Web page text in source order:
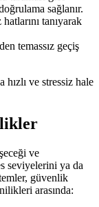
sağlanır.
tanıyarak
temassız geçiş
ve stressiz hale
ve
seviyelerini ya da
güvenlik
arasında: